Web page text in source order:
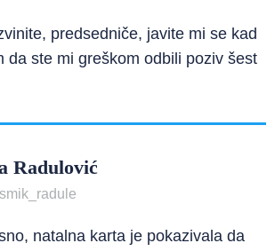
predsedniče, javite mi se kad
da ste mi greškom odbili poziv šest
Radulović
natalna karta je pokazivala da